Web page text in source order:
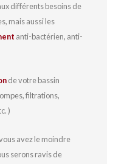
différents besoins de
mais aussi les
anti-bactérien, anti-
de votre bassin
filtrations,
)
avez le moindre
serons ravis de